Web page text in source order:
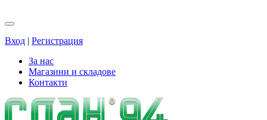
Вход | Регистрация
За нас
Магазини и складове
Контакти